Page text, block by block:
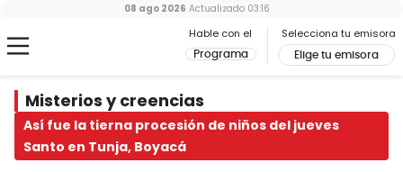
Hable con el
Programa
Selecciona tu emisora
Elige tu emisora
08 ago 2026 Actualizado 03:16
Misterios y creencias
Así fue la tierna procesión de niños del jueves
Santo en Tunja, Boyacá